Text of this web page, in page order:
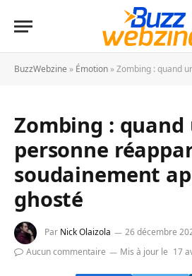
BuzzWebzine » Émotion »Zombing : quand une personne
Zombing : quand
personne
soudainement
ghosté
Par Nick Olaizola 26 décembre
Aucun commentaire
Mis à jour le 17